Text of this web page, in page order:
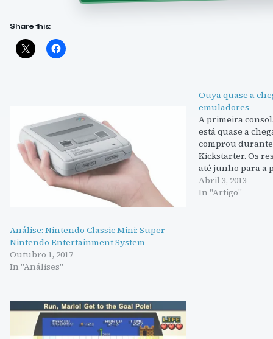
Share this:
Análise: Nintendo Classic Mini: Super
Nintendo Entertainment System
Outubro 1, 2017
In "Análises"
Ouya quase a
emuladores
A primeira
está quase a
comprou
Kickstarter. Os
até junho para a
centenas de
desde alguns
Abril 3, 2013
In "Artigo"